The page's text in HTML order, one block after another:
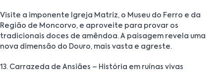
Visite a imponente Igreja Matriz, o Museu do Ferro e da
Região de Moncorvo, e aproveite para provar os
tradicionais doces de amêndoa. A paisagem revela uma
nova dimensão do Douro, mais vasta e agreste.
13. Carrazeda de Ansiães – História em ruínas vivas